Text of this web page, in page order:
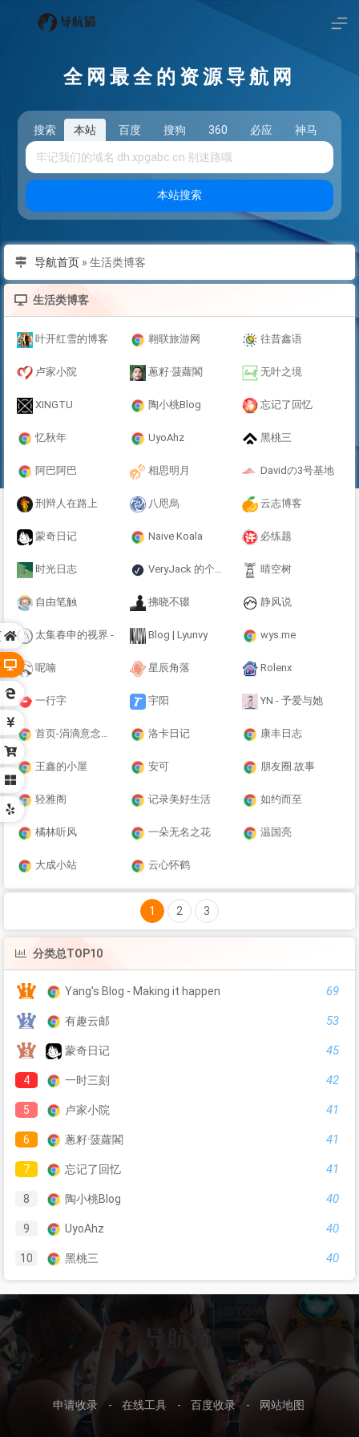
全网最全的资源导航网
搜索 本站 百度 搜狗 360 必应 神马
本站搜索
导航首页» 生活类博客
生活类博客
叶开红雪的博客 翱联旅游网 往昔鑫语
卢家小院 蔥籽·菠蘿閣 无叶之境
XINGTU 陶小桃Blog 忘记了回忆
忆秋年 UyoAhz 黑桃三
阿巴阿巴 相思明月 Davidの3号基地
刑辩人在路上 八咫烏 云志博客
蒙奇日记 Naive Koala 必练题
时光日志 VeryJack 的个人空间 晴空树
自由笔触 拂晓不辍 静风说
太集春申的视界 - Blog | Lyunvy wys.me
呢喃 星辰角落 Rolenx
一行字 宇阳 YN - 予爱与她
首页-涓滴意念汇成河 洛卡日记 康丰日志
王鑫的小屋 安可 朋友圈.故事
轻雅阁 记录美好生活 如约而至
橘林听风 一朵无名之花 温国亮
大成小站 云心怀鹤
1 2 3
分类总TOP10
Yang's Blog - Making it happen 69
有趣云邮 53
蒙奇日记 45
4 一时三刻 42
5 卢家小院 41
6 蔥籽·菠蘿閣 41
7 忘记了回忆 41
8 陶小桃Blog 40
9 UyoAhz 40
10 黑桃三 40
申请收录 - 在线工具 - 百度收录 - 网站地图